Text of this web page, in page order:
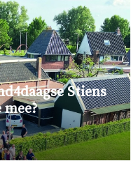
Stiens